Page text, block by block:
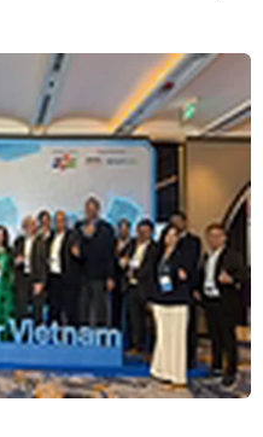
các đám cháy
70 đám cháy đã xảy ra
đó có 3 đám cháy
gây nguy hiểm trực